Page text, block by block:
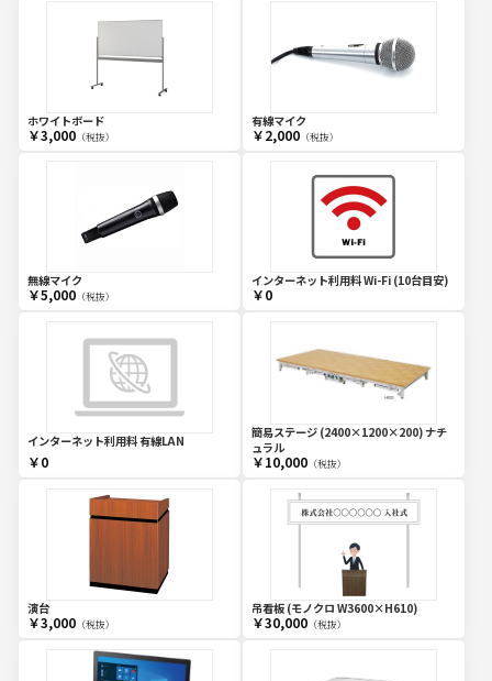
ホワイトボード
￥3,000（税抜）
有線マイク
￥2,000（税抜）
無線マイク
￥5,000（税抜）
インターネット利用料 Wi-Fi (10台目安)
￥0
インターネット利用料 有線LAN
￥0
簡易ステージ (2400×1200×200) ナチ
ュラル
￥10,000（税抜）
演台
￥3,000（税抜）
吊看板 (モノクロ W3600×H610)
￥30,000（税抜）